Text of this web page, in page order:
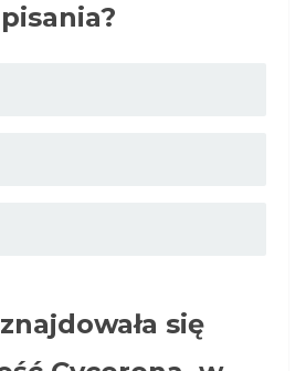
pisania?
się